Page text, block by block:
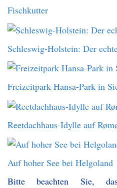
Fischkutter
Schleswig-Holstein: Der
Freizeitpark Hansa-Park in
Reetdachhaus-Idylle auf
Auf hoher See bei Helgoland
Bitte beachten Sie,